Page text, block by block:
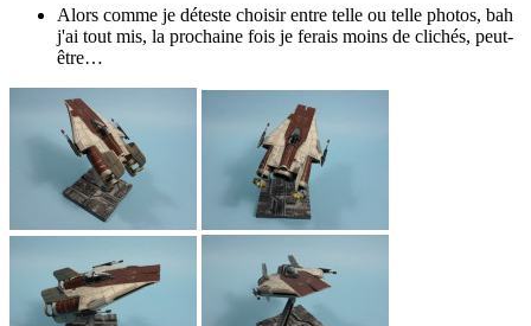
Alors comme je déteste choisir entre telle ou telle photos, bah
j'ai tout mis, la prochaine fois je ferais moins de clichés, peut-
être…